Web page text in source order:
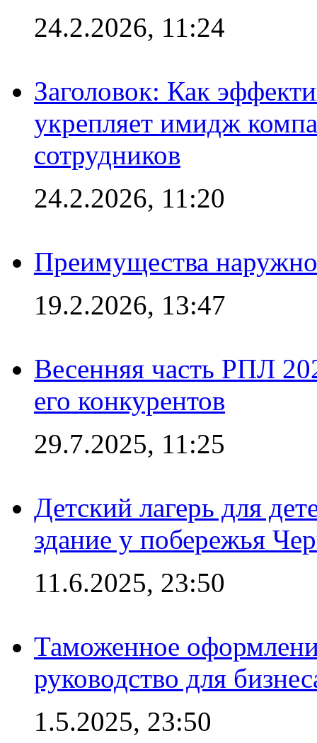
24.2.2026, 11:24
Заголовок: Как
укрепляет имидж
сотрудников
24.2.2026, 11:20
Преимущества
19.2.2026, 13:47
Весенняя часть РПЛ
его конкурентов
29.7.2025, 11:25
Детский лагерь для
здание у побережья
11.6.2025, 23:50
Таможенное
руководство для
1.5.2025, 23:50